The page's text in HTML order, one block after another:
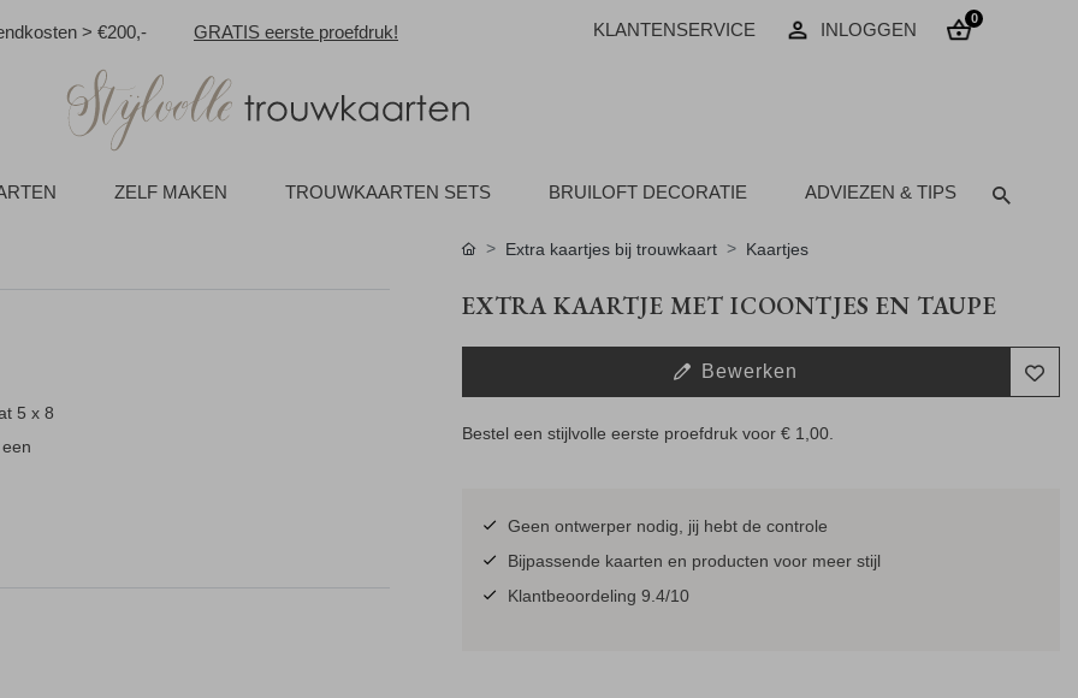
> €200,- GRATIS eerste proefdruk! KLANTENSERVICE INLOGGEN
0
ZELF MAKEN TROUWKAARTEN SETS BRUILOFT DECORATIE ADVIEZEN & TIPS
5 x 8
Extra kaartjes bij trouwkaart Kaartjes
EXTRA KAARTJE MET ICOONTJES EN TAUPE
Bewerken
Bestel een stijlvolle eerste proefdruk voor € 1,00.
Geen ontwerper nodig, jij hebt de controle
Bijpassende kaarten en producten voor meer stijl
Klantbeoordeling 9.4/10